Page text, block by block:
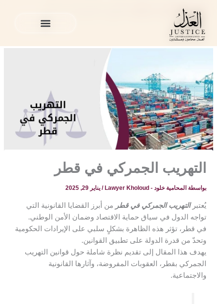
المحتوى
المدونة القانونية
التهريب الجمركي في قطر
بواسطة المحامية خلود - Lawyer Kholoud /يناير 29, 2025
يُعتبرالتهريب الجمركي في قطر
من أبرز القضايا القانونية التي
تواجه الدول في سياق حماية الاقتصاد وضمان الأمن الوطني.
في قطر، تؤثر هذه الظاهرة بشكلٍ سلبي على الإيرادات الحكومية
وتحدّ من قدرة الدولة على تطبيق القوانين.
يهدف هذا المقال إلى تقديم نظرة شاملة حول قوانين التهريب
الجمركي بقطر، العقوبات المفروضة، وآثارها القانونية
والاجتماعية.